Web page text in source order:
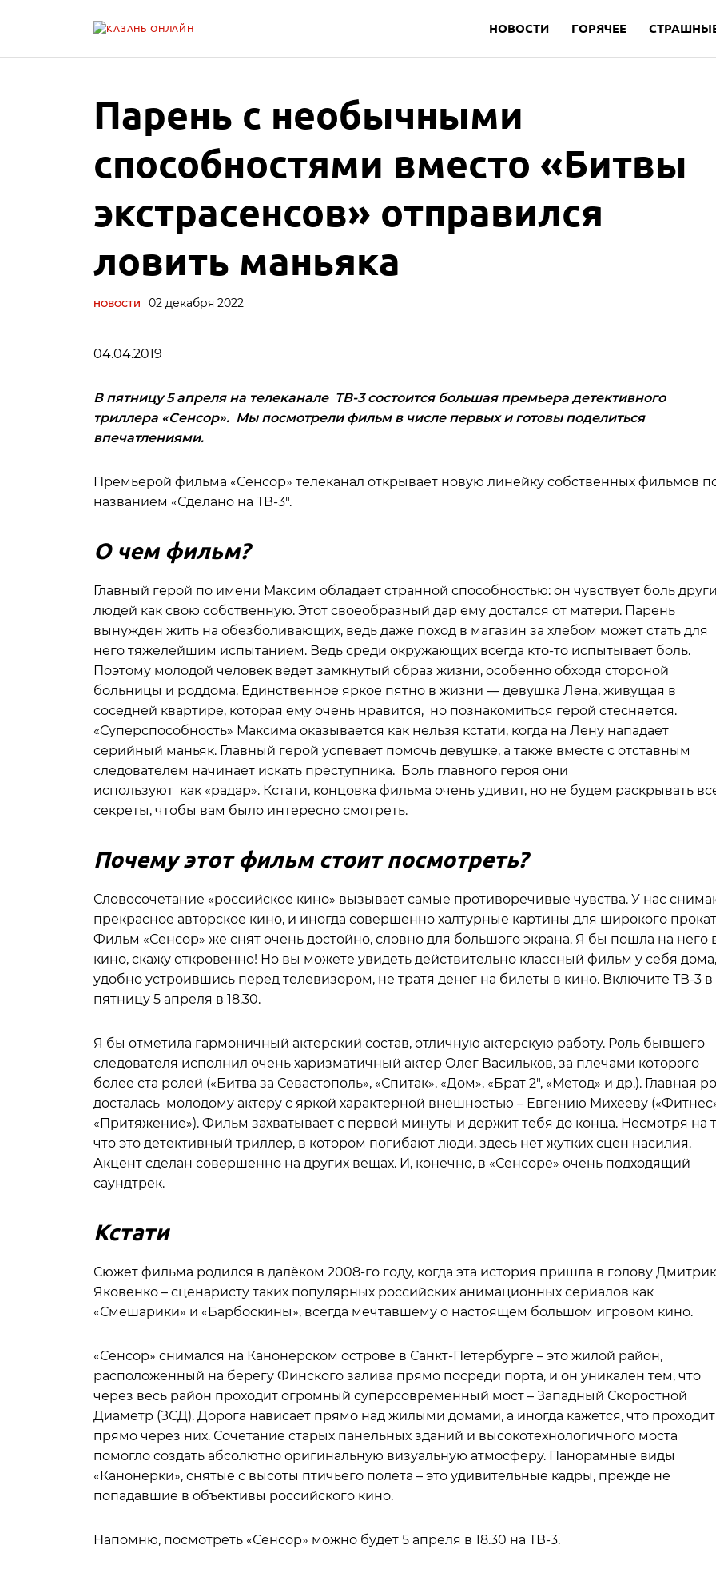
НОВОСТИ ГОРЯЧЕЕ
Парень с необычными
способностями вместо «Битвы
экстрасенсов» отправился
ловить маньяка
НОВОСТИ 02 декабря 2022
04.04.2019
В пятницу 5 апреля на телеканале ТВ-3 состоится большая премьера детективного
триллера «Сенсор». Мы посмотрели фильм в числе первых и готовы поделиться
впечатлениями.
Премьерой фильма «Сенсор» телеканал открывает новую линейку собственных фильмов
названием «Сделано на ТВ-3″.
О чем фильм?
Главный герой по имени Максим обладает странной способностью: он чувствует боль
людей как свою собственную. Этот своеобразный дар ему достался от матери. Парень
вынужден жить на обезболивающих, ведь даже поход в магазин за хлебом может стать для
него тяжелейшим испытанием. Ведь среди окружающих всегда кто-то испытывает боль.
Поэтому молодой человек ведет замкнутый образ жизни, особенно обходя стороной
больницы и роддома. Единственное яркое пятно в жизни — девушка Лена, живущая в
соседней квартире, которая ему очень нравится, но познакомиться герой стесняется.
«Суперспособность» Максима оказывается как нельзя кстати, когда на Лену нападает
серийный маньяк. Главный герой успевает помочь девушке, а также вместе с отставным
следователем начинает искать преступника. Боль главного героя они
используют как «радар». Кстати, концовка фильма очень удивит, но не будем раскрывать
секреты, чтобы вам было интересно смотреть.
Почему этот фильм стоит посмотреть?
Словосочетание «российское кино» вызывает самые противоречивые чувства. У нас
прекрасное авторское кино, и иногда совершенно халтурные картины для широкого
Фильм «Сенсор» же снят очень достойно, словно для большого экрана. Я бы пошла на него
кино, скажу откровенно! Но вы можете увидеть действительно классный фильм у себя дома,
удобно устроившись перед телевизором, не тратя денег на билеты в кино. Включите ТВ-3 в
пятницу 5 апреля в 18.30.
Я бы отметила гармоничный актерский состав, отличную актерскую работу. Роль бывшего
следователя исполнил очень харизматичный актер Олег Васильков, за плечами которого
более ста ролей («Битва за Севастополь», «Спитак», «Дом», «Брат 2″, «Метод» и др.). Главная
досталась молодому актеру с яркой характерной внешностью – Евгению Михееву
«Притяжение»). Фильм захватывает с первой минуты и держит тебя до конца. Несмотря на
что это детективный триллер, в котором погибают люди, здесь нет жутких сцен насилия.
Акцент сделан совершенно на других вещах. И, конечно, в «Сенсоре» очень подходящий
саундтрек.
Кстати
Сюжет фильма родился в далёком 2008-го году, когда эта история пришла в голову
Яковенко – сценаристу таких популярных российских анимационных сериалов как
«Смешарики» и «Барбоскины», всегда мечтавшему о настоящем большом игровом кино.
«Сенсор» снимался на Канонерском острове в Санкт-Петербурге – это жилой район,
расположенный на берегу Финского залива прямо посреди порта, и он уникален тем, что
через весь район проходит огромный суперсовременный мост – Западный Скоростной
Диаметр (ЗСД). Дорога нависает прямо над жилыми домами, а иногда кажется, что проходит
прямо через них. Сочетание старых панельных зданий и высокотехнологичного моста
помогло создать абсолютно оригинальную визуальную атмосферу. Панорамные виды
«Канонерки», снятые с высоты птичьего полёта – это удивительные кадры, прежде не
попадавшие в объективы российского кино.
Напомню, посмотреть «Сенсор» можно будет 5 апреля в 18.30 на ТВ-3.